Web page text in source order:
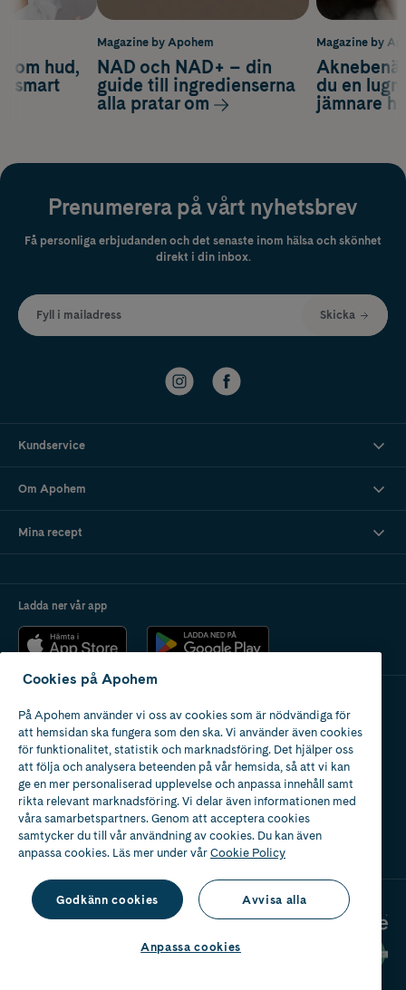
Magazine by
du en
jämnare
om hud,
smart
Magazine by Apohem
NAD och NAD+ – din
guide till ingredienserna
alla pratar om
Prenumerera på vårt nyhetsbrev
Få personliga erbjudanden och det senaste inom hälsa och skönhet
direkt i din inbox.
Fyll i mailadress Skicka
Kundservice
Om Apohem
Mina recept
Ladda ner vår app
Apotek med tillstånd
av Läkemedelsverket
2024
Cookies på Apohem
På Apohem använder vi oss av cookies som är nödvändiga för
att hemsidan ska fungera som den ska. Vi använder även cookies
för funktionalitet, statistik och marknadsföring. Det hjälper oss
att följa och analysera beteenden på vår hemsida, så att vi kan
ge en mer personaliserad upplevelse och anpassa innehåll samt
rikta relevant marknadsföring. Vi delar även informationen med
våra samarbetspartners. Genom att acceptera cookies
samtycker du till vår användning av cookies. Du kan även
anpassa cookies. Läs mer under vårCookie Policy
Godkänn cookies Avvisa alla
Anpassa cookies